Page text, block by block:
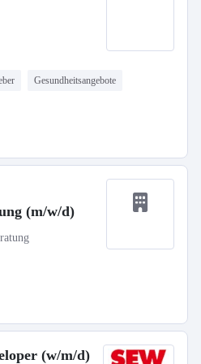
Gesundheitsangebote
(m/w/d)
(w/m/d)